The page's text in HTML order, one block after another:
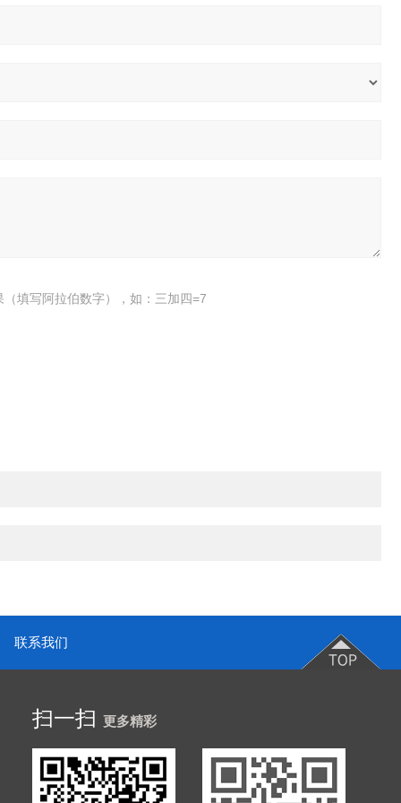
（填写阿拉伯数字），如：三加四=7
联系我们
扫一扫 更多精彩